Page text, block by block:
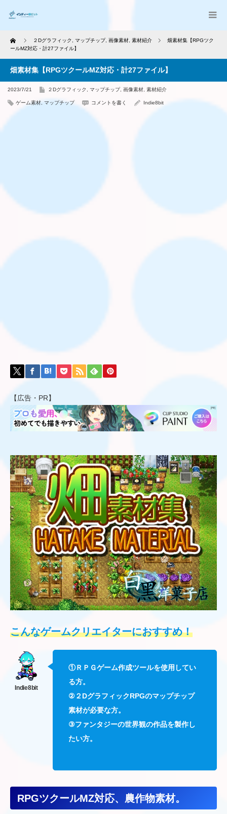
Home ２Dグラフィック マップチップ, 画像素材 素材紹介
畑素材集【RPGツク
ールMZ対応・計27ファイル】
畑素材集【RPGツクールMZ対応・計27ファイル】
2023/7/21 ２Dグラフィック マップチップ, 画像素材 素材紹介
ゲーム素材 マップチップ コメントを書く Indie8bit
【広告・PR】
こんなゲームクリエイターにおすすめ！
①ＲＰＧゲーム作成ツールを使用してい
る方。
②２DグラフィックRPGのマップチップ
素材が必要な方。
③ファンタジーの世界観の作品を製作し
たい方。
RPGツクールMZ対応、農作物素材。